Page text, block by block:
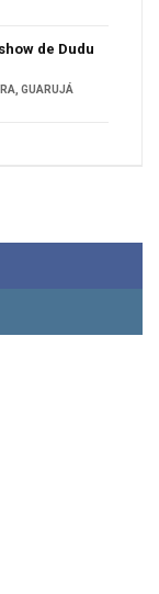
de Dudu
GUARUJÁ